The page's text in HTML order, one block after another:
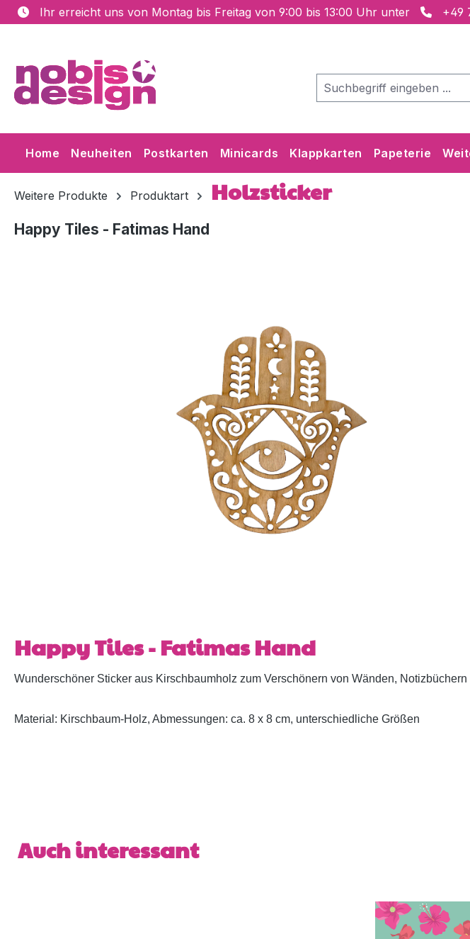
Hauptinhalt springen
Zur Suche springen
Zur Hauptnavigation springen
Ihr erreicht uns von Montag bis Freitag von 9:00 bis 13:00 Uhr unter +49
Home Neuheiten Postkarten Minicards Klappkarten Papeterie
Weitere Produkte Produktart Holzsticker
Happy Tiles - Fatimas Hand
Happy Tiles - Fatimas Hand
Wunderschöner Sticker aus Kirschbaumholz zum Verschönern von Wänden,
Material: Kirschbaum-Holz, Abmessungen: ca. 8 x 8 cm, unterschiedliche Größen
Produktgalerie überspringen
Auch interessant